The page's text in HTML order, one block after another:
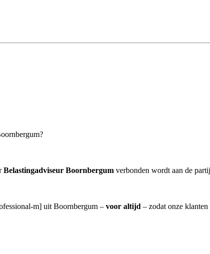
Belastingadviseur Boornbergum verbonden wordt aan de
m] uit Boornbergum – voor altijd – zodat onze